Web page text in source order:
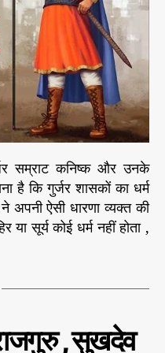
नि
ष्क
र्ज
र
वं
श
से
–
भा
ग
4
सम्राट कनिष्क और उनके
है कि गुर्जर शासकों का धर्म
अपनी ऐसी धारणा व्यक्त की
या सूर्य कोई धर्म नहीं होता ,
, सुखदेव